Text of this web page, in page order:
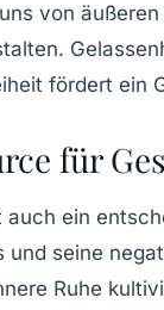
von
fördert ein
für
ein
und seine
Ruhe